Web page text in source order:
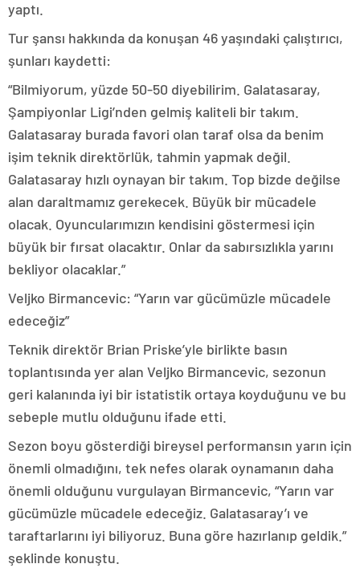
yaptı.
Tur şansı hakkında da konuşan 46 yaşındaki çalıştırıcı,
şunları kaydetti:
“Bilmiyorum, yüzde 50-50 diyebilirim. Galatasaray,
Şampiyonlar Ligi’nden gelmiş kaliteli bir takım.
Galatasaray burada favori olan taraf olsa da benim
işim teknik direktörlük, tahmin yapmak değil.
Galatasaray hızlı oynayan bir takım. Top bizde değilse
alan daraltmamız gerekecek. Büyük bir mücadele
olacak. Oyuncularımızın kendisini göstermesi için
büyük bir fırsat olacaktır. Onlar da sabırsızlıkla yarını
bekliyor olacaklar.”
Veljko Birmancevic: “Yarın var gücümüzle mücadele
edeceğiz”
Teknik direktör Brian Priske’yle birlikte basın
toplantısında yer alan Veljko Birmancevic, sezonun
geri kalanında iyi bir istatistik ortaya koyduğunu ve bu
sebeple mutlu olduğunu ifade etti.
Sezon boyu gösterdiği bireysel performansın yarın için
önemli olmadığını, tek nefes olarak oynamanın daha
önemli olduğunu vurgulayan Birmancevic, “Yarın var
gücümüzle mücadele edeceğiz. Galatasaray’ı ve
taraftarlarını iyi biliyoruz. Buna göre hazırlanıp geldik.”
şeklinde konuştu.